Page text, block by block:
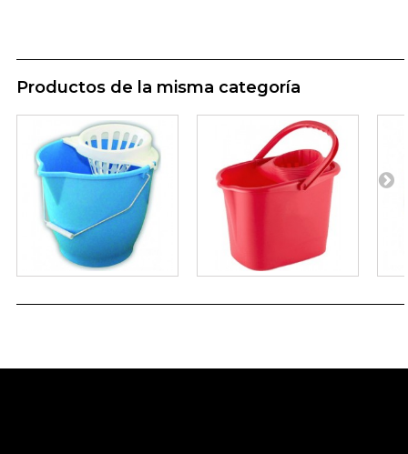
Productos de la misma categoría